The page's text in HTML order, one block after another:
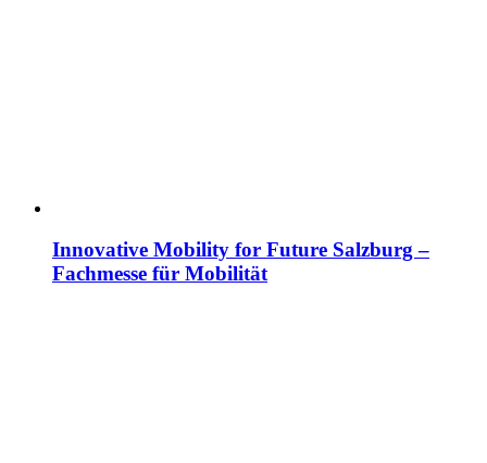
Innovative Mobility for Future Salzburg –
Fachmesse für Mobilität